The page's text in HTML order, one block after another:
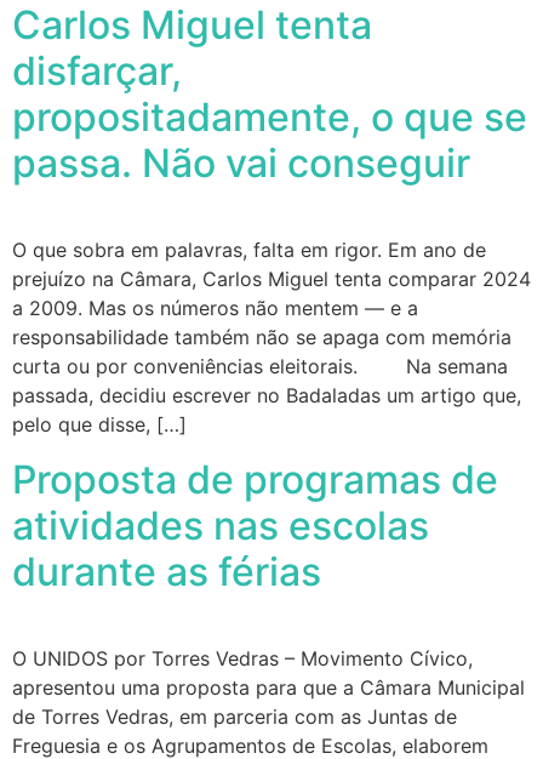
Carlos Miguel tenta
disfarçar,
propositadamente, o que se
passa. Não vai conseguir
O que sobra em palavras, falta em rigor. Em ano de
prejuízo na Câmara, Carlos Miguel tenta comparar 2024
a 2009. Mas os números não mentem — e a
responsabilidade também não se apaga com memória
curta ou por conveniências eleitorais. Na semana
passada, decidiu escrever no Badaladas um artigo que,
pelo que disse, […]
Proposta de programas de
atividades nas escolas
durante as férias
O UNIDOS por Torres Vedras – Movimento Cívico,
apresentou uma proposta para que a Câmara Municipal
de Torres Vedras, em parceria com as Juntas de
Freguesia e os Agrupamentos de Escolas, elaborem